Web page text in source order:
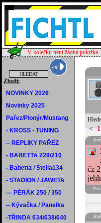
V kolečku není žádná položka
Zboží:
NOVINKY 2026
Novinky 2025
Pařez/Pionýr/Mustang
- KROSS - TUNING
-- REPLIKY PAŘEZ
- BABETTA 228/210
- Babetta / Stella134
- STADION / JAWETA
--- PÉRÁK 250 / 350
-- Kývačka / Panelka
-TŘINDA 634/638/640
< 1
čz